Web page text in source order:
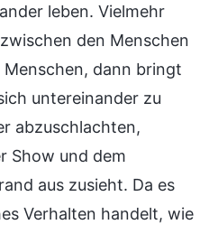
leben. Vielmehr
den Menschen
dann bringt
untereinander zu
abzuschlachten,
Show und dem
aus zusieht. Da es
Verhalten handelt, wie